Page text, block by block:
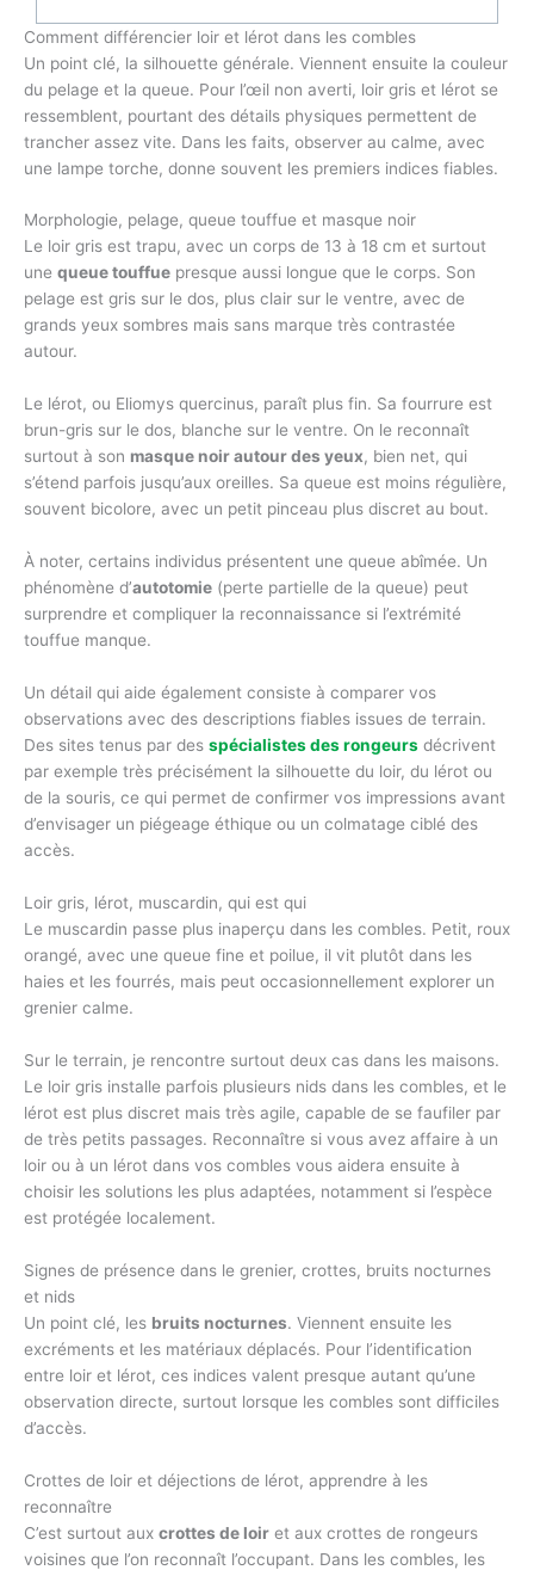
Comment différencier loir et lérot dans les combles
Un point clé, la silhouette générale. Viennent ensuite la couleur
du pelage et la queue. Pour l’œil non averti, loir gris et lérot se
ressemblent, pourtant des détails physiques permettent de
trancher assez vite. Dans les faits, observer au calme, avec
une lampe torche, donne souvent les premiers indices fiables.
Morphologie, pelage, queue touffue et masque noir
Le loir gris est trapu, avec un corps de 13 à 18 cm et surtout
une queue touffue presque aussi longue que le corps. Son
pelage est gris sur le dos, plus clair sur le ventre, avec de
grands yeux sombres mais sans marque très contrastée
autour.
Le lérot, ou Eliomys quercinus, paraît plus fin. Sa fourrure est
brun-gris sur le dos, blanche sur le ventre. On le reconnaît
surtout à son masque noir autour des yeux, bien net, qui
s’étend parfois jusqu’aux oreilles. Sa queue est moins régulière,
souvent bicolore, avec un petit pinceau plus discret au bout.
À noter, certains individus présentent une queue abîmée. Un
phénomène d’autotomie (perte partielle de la queue) peut
surprendre et compliquer la reconnaissance si l’extrémité
touffue manque.
Un détail qui aide également consiste à comparer vos
observations avec des descriptions fiables issues de terrain.
Des sites tenus par des spécialistes des rongeurs décrivent
par exemple très précisément la silhouette du loir, du lérot ou
de la souris, ce qui permet de confirmer vos impressions avant
d’envisager un piégeage éthique ou un colmatage ciblé des
accès.
Loir gris, lérot, muscardin, qui est qui
Le muscardin passe plus inaperçu dans les combles. Petit, roux
orangé, avec une queue fine et poilue, il vit plutôt dans les
haies et les fourrés, mais peut occasionnellement explorer un
grenier calme.
Sur le terrain, je rencontre surtout deux cas dans les maisons.
Le loir gris installe parfois plusieurs nids dans les combles, et le
lérot est plus discret mais très agile, capable de se faufiler par
de très petits passages. Reconnaître si vous avez affaire à un
loir ou à un lérot dans vos combles vous aidera ensuite à
choisir les solutions les plus adaptées, notamment si l’espèce
est protégée localement.
Signes de présence dans le grenier, crottes, bruits nocturnes
et nids
Un point clé, les bruits nocturnes. Viennent ensuite les
excréments et les matériaux déplacés. Pour l’identification
entre loir et lérot, ces indices valent presque autant qu’une
observation directe, surtout lorsque les combles sont difficiles
d’accès.
Crottes de loir et déjections de lérot, apprendre à les
reconnaître
C’est surtout aux crottes de loir et aux crottes de rongeurs
voisines que l’on reconnaît l’occupant. Dans les combles, les